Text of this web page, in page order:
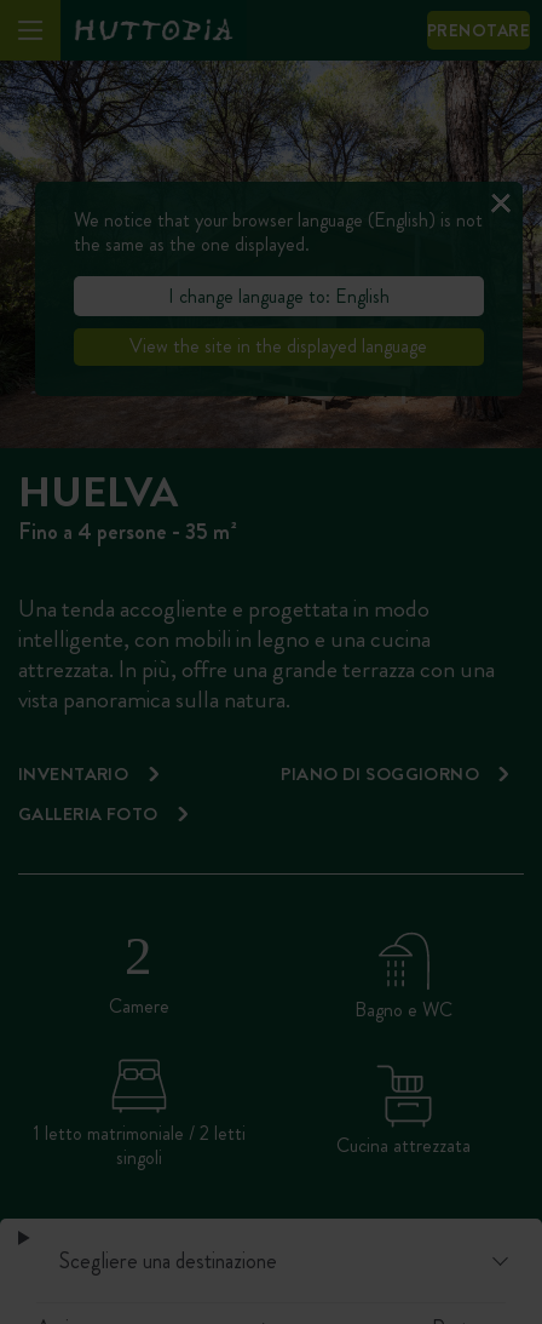
PRENOTARE
HUELVA
Fino a 4 persone - 35 m²
Una tenda accogliente e progettata in modo
intelligente, con mobili in legno e una cucina
attrezzata. In più, offre una grande terrazza con una
vista panoramica sulla natura.
INVENTARIO
PIANO DI SOGGIORNO
GALLERIA FOTO
Camere Bagno e WC
1 letto matrimoniale / 2 letti
singoli
Cucina attrezzata
We notice that your browser language (English) is not
the same as the one displayed.
I change language to: English
View the site in the displayed language